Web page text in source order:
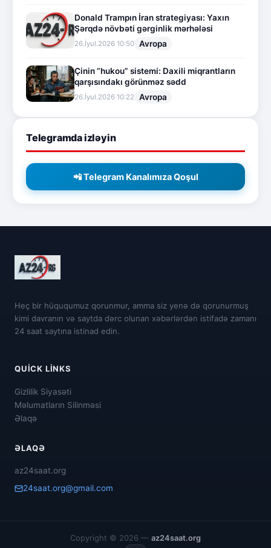
Donald Trampın İran strategiyası: Yaxın
Şərqdə növbəti gərginlik mərhələsi
26.İyul.2026 10:50 Avropa
Çinin “hukou” sistemi: Daxili miqrantların
qarşısındakı görünməz sədd
26.İyul.2026 10:22 Avropa
Telegramda izləyin
📲 Telegram Kanalımıza Qoşul
Heç bir hüququmuz qorunmur, amma siz yenə də qorunurmuş
kimi davranın və saytda dərc olunan xəbərlərdən istifadə zamanı
24 saat saytına istinad edin.
QUICK LINKS
Gizlilik Siyasəti
Məlumatların Silinməsi
Əlaqə
ƏLAQƏ
az24saat.org
24saat.org@gmail.com
Copyright © 2026 — az24saat.org